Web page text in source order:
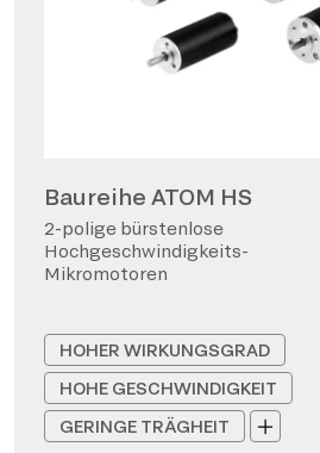
Baureihe ATOM HS
2-polige bürstenlose
Hochgeschwindigkeits-
Mikromotoren
HOHER WIRKUNGSGRAD
HOHE GESCHWINDIGKEIT
GERINGE TRÄGHEIT